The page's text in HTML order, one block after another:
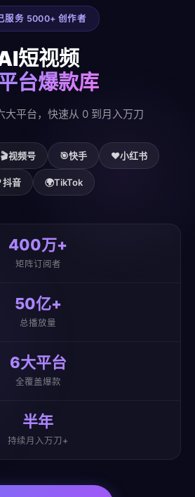
服务 5000+ 创作者
短视频
台爆款库
大平台，快速从 0 到月入万刀
🎬视频号 🎯快手 ❤️小红书
抖音 🌍TikTok
400万+
矩阵订阅者
50亿+
总播放量
6大平台
全覆盖爆款
半年
持续月入万刀+